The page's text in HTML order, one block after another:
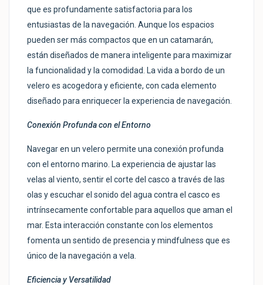
que es profundamente satisfactoria para los
entusiastas de la navegación. Aunque los espacios
pueden ser más compactos que en un catamarán,
están diseñados de manera inteligente para maximizar
la funcionalidad y la comodidad. La vida a bordo de un
velero es acogedora y eficiente, con cada elemento
diseñado para enriquecer la experiencia de navegación.
Conexión Profunda con el Entorno
Navegar en un velero permite una conexión profunda
con el entorno marino. La experiencia de ajustar las
velas al viento, sentir el corte del casco a través de las
olas y escuchar el sonido del agua contra el casco es
intrínsecamente confortable para aquellos que aman el
mar. Esta interacción constante con los elementos
fomenta un sentido de presencia y mindfulness que es
único de la navegación a vela.
Eficiencia y Versatilidad